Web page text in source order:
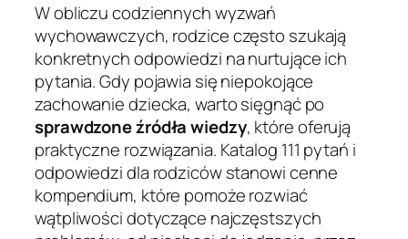
W obliczu codziennych wyzwań
wychowawczych, rodzice często szukają
konkretnych odpowiedzi na nurtujące ich
pytania. Gdy pojawia się niepokojące
zachowanie dziecka, warto sięgnąć po
sprawdzone źródła wiedzy, które oferują
praktyczne rozwiązania. Katalog 111 pytań i
odpowiedzi dla rodziców stanowi cenne
kompendium, które pomoże rozwiać
wątpliwości dotyczące najczęstszych